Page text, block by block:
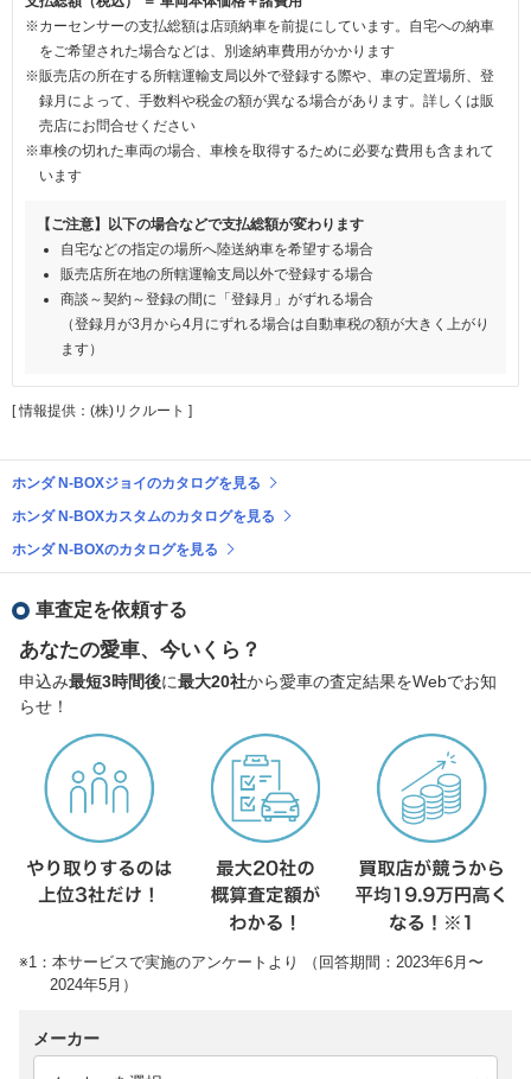
※カーセンサーの支払総額は店頭納車を前提にしています。自宅への納車
をご希望された場合などは、別途納車費用がかかります
※販売店の所在する所轄運輸支局以外で登録する際や、車の定置場所、登
録月によって、手数料や税金の額が異なる場合があります。詳しくは販
売店にお問合せください
※車検の切れた車両の場合、車検を取得するために必要な費用も含まれて
います
【ご注意】以下の場合などで支払総額が変わります
自宅などの指定の場所へ陸送納車を希望する場合
販売店所在地の所轄運輸支局以外で登録する場合
商談～契約～登録の間に「登録月」がずれる場合
（登録月が3月から4月にずれる場合は自動車税の額が大きく上がり
ます）
[ 情報提供：(株)リクルート ]
ホンダ N-BOXジョイのカタログを見る
ホンダ N-BOXカスタムのカタログを見る
ホンダ N-BOXのカタログを見る
車査定を依頼する
あなたの愛車、今いくら？
申込み最短3時間後に最大20社から愛車の査定結果をWebでお知
らせ！
※1：本サービスで実施のアンケートより （回答期間：2023年6月〜
2024年5月）
メーカー